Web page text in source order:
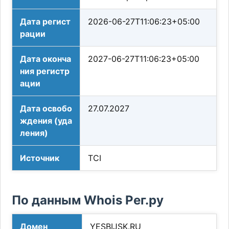
Дата регист
рации
2026-06-27T11:06:23+05:00
Дата оконча
ния регистр
ации
2027-06-27T11:06:23+05:00
Дата освобо
ждения (уда
ления)
27.07.2027
Источник TCI
По данным Whois Рег.ру
Домен YESBIJSK.RU